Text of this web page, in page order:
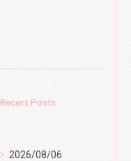
Recent Posts
2026/08/06